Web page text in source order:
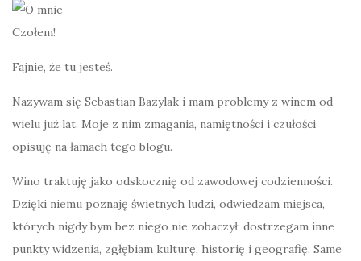
Czołem!
Fajnie, że tu jesteś.
Nazywam się Sebastian Bazylak i mam problemy z winem od
wielu już lat. Moje z nim zmagania, namiętności i czułości
opisuję na łamach tego blogu.
Wino traktuję jako odskocznię od zawodowej codzienności.
Dzięki niemu poznaję świetnych ludzi, odwiedzam miejsca,
których nigdy bym bez niego nie zobaczył, dostrzegam inne
punkty widzenia, zgłębiam kulturę, historię i geografię. Same